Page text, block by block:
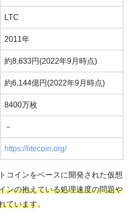
LTC
2011年
約8,633円(2022年9月時点)
約6,144億円(2022年9月時点)
8400万枚
－
https://litecoin.org/
コインをベースに開発された仮想
ンの抱えている処理速度の問題や
ています。